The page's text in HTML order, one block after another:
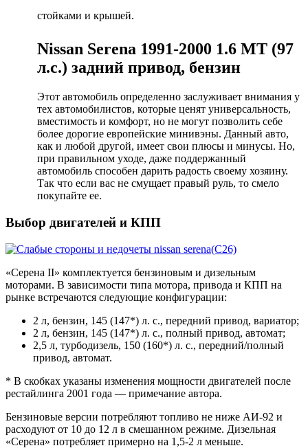
стойками и крышей.
Nissan Serena 1991-2000 1.6 MT (97
л.с.) задний привод, бензин
Этот автомобиль определенно заслуживает внимания у
тех автомобилистов, которые ценят универсальность,
вместимость и комфорт, но не могут позволить себе
более дорогие европейские минивэны. Данный авто,
как и любой другой, имеет свои плюсы и минусы. Но,
при правильном уходе, даже поддержанный
автомобиль способен дарить радость своему хозяину.
Так что если вас не смущает правый руль, то смело
покупайте ее.
Выбор двигателей и КПП
«Серена II» комплектуется бензиновым и дизельным
моторами. В зависимости типа мотора, привода и КПП на
рынке встречаются следующие конфигурации:
2 л, бензин, 145 (147*) л. с., передний привод, вариатор;
2 л, бензин, 145 (147*) л. с., полный привод, автомат;
2,5 л, турбодизель, 150 (160*) л. с., передний/полный
привод, автомат.
* В скобках указаны изменения мощности двигателей после
рестайлинга 2001 года — примечание автора.
Бензиновые версии потребляют топливо не ниже АИ-92 и
расходуют от 10 до 12 л в смешанном режиме. Дизельная
«Серена» потребляет примерно на 1,5-2 л меньше.